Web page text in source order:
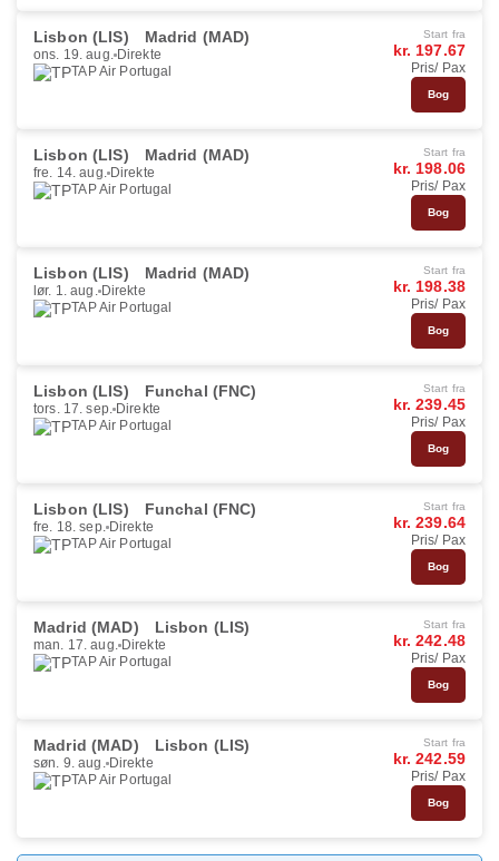
Lisbon (LIS) Madrid (MAD)
ons. 19. aug. Direkte
TAP Air Portugal
Start fra
kr. 197.67
Pris/ Pax
Bog
Lisbon (LIS) Madrid (MAD)
fre. 14. aug. Direkte
TAP Air Portugal
Start fra
kr. 198.06
Pris/ Pax
Bog
Lisbon (LIS) Madrid (MAD)
lør. 1. aug. Direkte
TAP Air Portugal
Start fra
kr. 198.38
Pris/ Pax
Bog
Lisbon (LIS) Funchal (FNC)
tors. 17. sep. Direkte
TAP Air Portugal
Start fra
kr. 239.45
Pris/ Pax
Bog
Lisbon (LIS) Funchal (FNC)
fre. 18. sep. Direkte
TAP Air Portugal
Start fra
kr. 239.64
Pris/ Pax
Bog
Madrid (MAD) Lisbon (LIS)
man. 17. aug. Direkte
TAP Air Portugal
Start fra
kr. 242.48
Pris/ Pax
Bog
Madrid (MAD) Lisbon (LIS)
søn. 9. aug. Direkte
TAP Air Portugal
Start fra
kr. 242.59
Pris/ Pax
Bog